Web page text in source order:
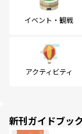
イベント・観戦
アクティビティ
新刊ガイドブッ